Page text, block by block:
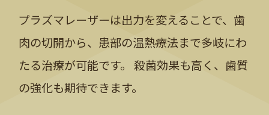
プラズマレーザーは出力を変えることで、歯
肉の切開から、患部の温熱療法まで多岐にわ
たる治療が可能です。 殺菌効果も高く、歯質
の強化も期待できます。